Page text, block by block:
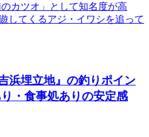
カツオ」として知名度が高
してくるアジ・イワシを追って
浜埋立地』の釣りポイン
・食事処ありの安定感